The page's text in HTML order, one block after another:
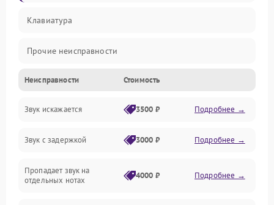
Клавиатура
Прочие неисправности
Включение и работа
Управление и электроника
Подключения и интерфейсы
Педали и стойка
Неисправности Стоимость
Звук искажается 3500 ₽ Подробнее →
Звук с задержкой 3000 ₽ Подробнее →
Пропадает звук на
отдельных нотах
4000 ₽ Подробнее →